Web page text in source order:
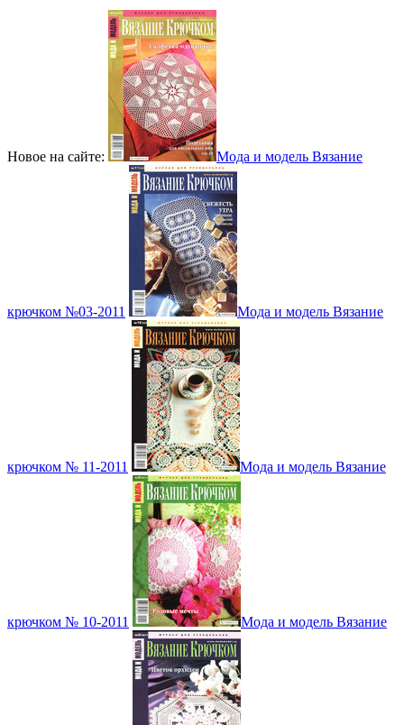
Новое на сайте: Мода и модель Вязание
крючком №03-2011 Мода и модель Вязание
крючком № 11-2011 Мода и модель Вязание
крючком № 10-2011 Мода и модель Вязание